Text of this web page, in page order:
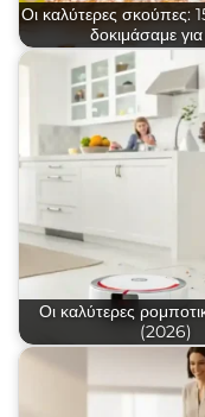
Οι καλύτερες σκούπες:
δοκιμάσαμε
Οι καλύτερες
(2026)